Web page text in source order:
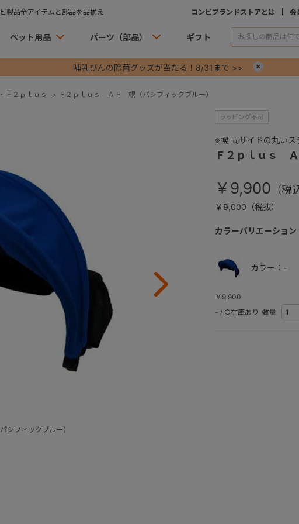
製品全アイテムと部品を品揃え コンビブランドストアとは 会
ペット用品 パーツ（部品） ギフト
哺乳びんの除菌グッズが当たる！8/31まで >>
Ｆ２ｐｌｕｓ > Ｆ２ｐｌｕｓ ＡＦ 幌（パシフィックブルー）
フィックブルー）
※幌 両サイドの丸いス
Ｆ２ｐｌｕｓ
￥9,900
￥9,000（税抜）
カラーバリエーション
カラー：-
￥9,900
- / ○在庫あり 数量